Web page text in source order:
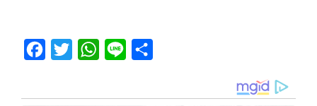
Facebook
Twitter WhatsApp
Line